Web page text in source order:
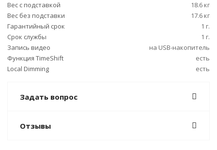
Вес с подставкой
18.6 кг
Вес без подставки
17.6 кг
Гарантийный срок
1 г.
Срок службы
1 г.
Запись видео
на USB-накопитель
Функция TimeShift
есть
Local Dimming
есть
Задать вопрос
Отзывы